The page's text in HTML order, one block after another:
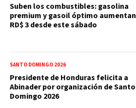
Suben los combustibles: gasolina
premium y gasoil óptimo aumentan
RD$ 3 desde este sábado
SANTO DOMINGO 2026
Presidente de Honduras felicita a
Abinader por organización de Santo
Domingo 2026